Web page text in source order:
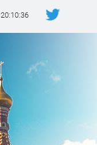
20:10:37